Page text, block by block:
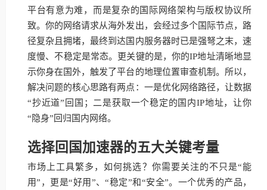
平台有意为难，而是复杂的国际网络架构与版权协议所
致。你的网络请求从海外发出，会经过多个国际节点，路
径复杂且拥堵，最终到达国内服务器时已是强弩之末，速
度慢、不稳定是常态。更关键的是，你的IP地址清晰地显
示你身在国外，触发了平台的地理位置审查机制。所以，
解决问题的核心思路有两点：一是优化网络路径，让数据
“抄近道”回国；二是获取一个稳定的国内IP地址，让你
“隐身”回归国内网络。
选择回国加速器的五大关键考量
市场上工具繁多，如何挑选？你需要关注的不只是“能
用”，更是“好用”、“稳定”和“安全”。一个优秀的产品，